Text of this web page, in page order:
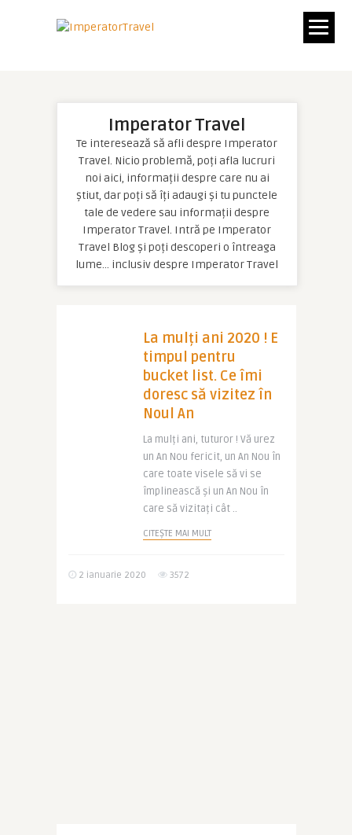
Imperator Travel
Te interesează să afli despre Imperator
Travel. Nicio problemă, poți afla lucruri
noi aici, informații despre care nu ai
știut, dar poți să îți adaugi și tu punctele
tale de vedere sau informații despre
Imperator Travel. Intră pe Imperator
Travel Blog și poți descoperi o întreaga
lume… inclusiv despre Imperator Travel
La mulți ani 2020 ! E
timpul pentru
bucket list. Ce îmi
doresc să vizitez în
Noul An
La mulți ani, tuturor ! Vă urez
un An Nou fericit, un An Nou în
care toate visele să vi se
împlinească și un An Nou în
care să vizitați cât ..
CITEȘTE MAI MULT
2 ianuarie 2020 3572